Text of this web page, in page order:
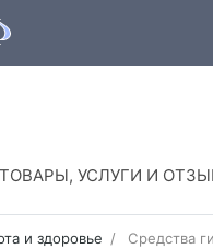
ТОВАРЫ, УСЛУГИ И
и здоровье Средства